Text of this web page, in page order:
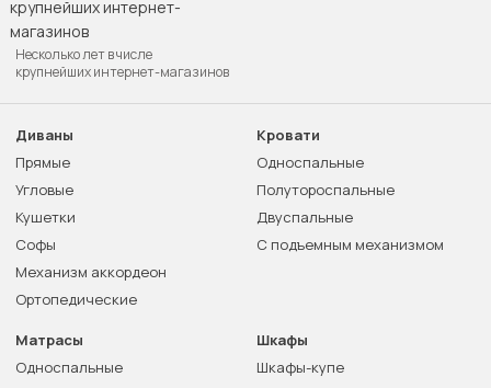
Несколько лет в числе
крупнейших интернет-магазинов
Диваны
Прямые
Угловые
Кушетки
Софы
Механизм аккордеон
Ортопедические
Кровати
Односпальные
Полутороспальные
Двуспальные
С подъемным механизмом
Матрасы
Односпальные
Шкафы
Шкафы-купе